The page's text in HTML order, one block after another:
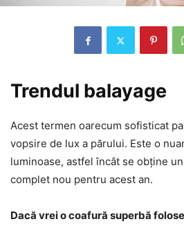
Trendul balayage
Acest termen oarecum sofisticat
vopsire de lux a părului. Este o
luminoase, astfel încât se obține
complet nou pentru acest an.
Dacă vrei o coafură superbă